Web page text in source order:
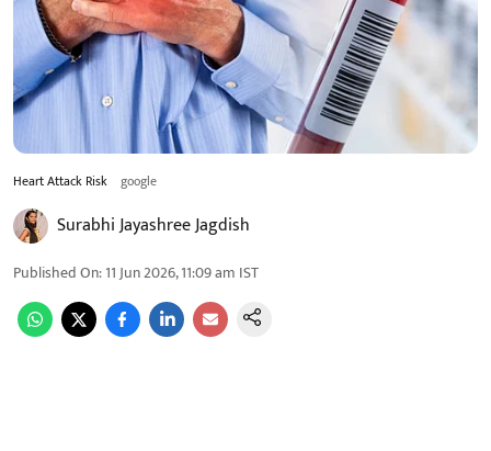
Heart Attack Risk google
Surabhi Jayashree Jagdish
Published On:11 Jun 2026, 11:09 am IST